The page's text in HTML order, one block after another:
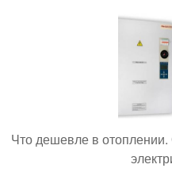
Что дешевле в